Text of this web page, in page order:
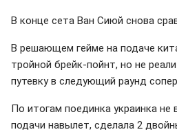
В конце сета Ван Сиюй снова
В решающем гейме на подаче
тройной брейк-пойнт, но не
путевку в следующий раунд
По итогам поединка украинка не
подачи навылет, сделала 2